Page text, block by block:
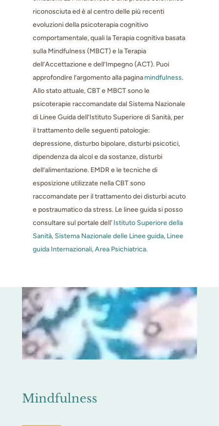
riconosciuta ed è al centro delle più recenti
evoluzioni della psicoterapia cognitivo
comportamentale, quali la Terapia cognitiva basata
sulla Mindfulness (MBCT) e la Terapia
dell’Accettazione e dell’Impegno (ACT). Puoi
approfondire l’argomento alla paginamindfulness.
Allo stato attuale, CBT e MBCT sono le
psicoterapie raccomandate dal Sistema Nazionale
di Linee Guida dell’Istituto Superiore di Sanità, per
il trattamento delle seguenti patologie:
depressione, disturbo bipolare, disturbi psicotici,
dipendenza da alcol e da sostanze, disturbi
dell’alimentazione. EMDR e le tecniche di
esposizione utilizzate nella CBT sono
raccomandate per il trattamento dei disturbi acuto
e postraumatico da stress. Le linee guida si posso
consultare sul portale dell' Istituto Superiore della
Sanità, Sistema Nazionale delle Linee guida, Linee
guida Internazionali, Area Psichiatrica.
Mindfulness